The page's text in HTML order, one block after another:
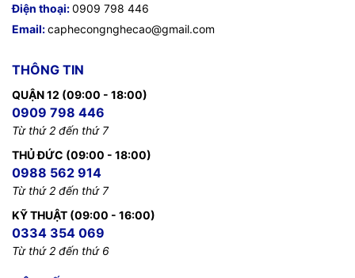
Điện thoại:0909 798 446
Email:caphecongnghecao@gmail.com
THÔNG TIN
QUẬN 12 (09:00 - 18:00)
0909 798 446
Từ thứ 2 đến thứ 7
THỦ ĐỨC (09:00 - 18:00)
0988 562 914
Từ thứ 2 đến thứ 7
KỸ THUẬT (09:00 - 16:00)
0334 354 069
Từ thứ 2 đến thứ 6